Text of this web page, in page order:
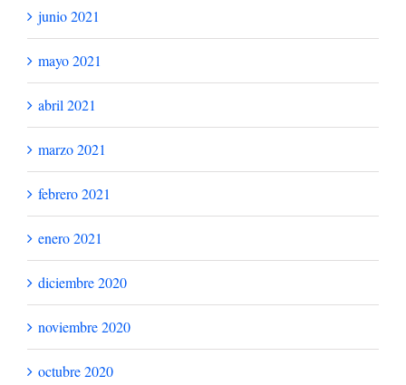
julio 2022
junio 2022
mayo 2022
abril 2022
marzo 2022
febrero 2022
enero 2022
diciembre 2021